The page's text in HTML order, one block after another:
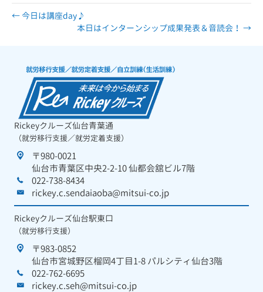
← 今日は講座day♪
本日はインターンシップ成果発表＆音読会！ →
Rickeyクルーズ仙台青葉通
（就労移行支援／就労定着支援）
〒980-0021
仙台市青葉区中央2-2-10 仙都会舘ビル7階
022-738-8434
rickey.c.sendaiaoba@mitsui-co.jp
Rickeyクルーズ仙台駅東口
（就労移行支援）
〒983-0852
仙台市宮城野区榴岡4丁目1-8 パルシティ仙台3階
022-762-6695
rickey.c.seh@mitsui-co.jp